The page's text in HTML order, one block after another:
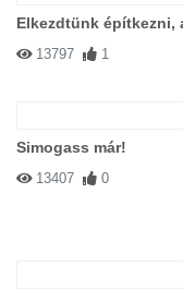
Elkezdtünk építkezni,
13797 1
Simogass már!
13407 0